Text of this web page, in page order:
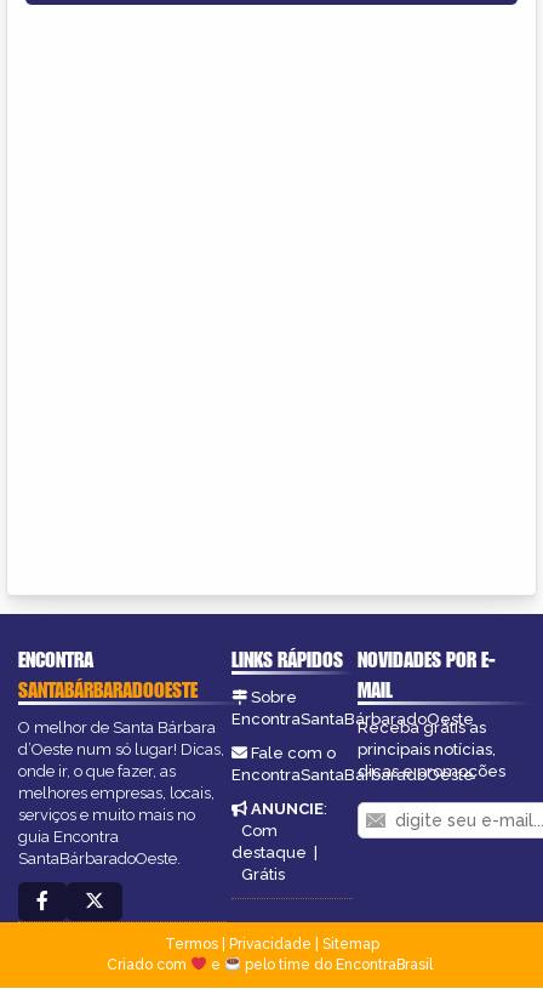
ENCONTRA
SANTABÁRBARADOOESTE
O melhor de Santa Bárbara
d’Oeste num só lugar! Dicas,
onde ir, o que fazer, as
melhores empresas, locais,
serviços e muito mais no
guia Encontra
SantaBárbaradoOeste.
LINKS RÁPIDOS
Sobre
EncontraSantaBárbaradoOeste
Fale com o
EncontraSantaBárbaradoOeste
ANUNCIE:
Com
destaque |
Grátis
NOVIDADES POR E-
MAIL
Receba grátis as
principais notícias,
dicas e promoções
Termos| Privacidade
Sitemap
Criado com
e pelo time do EncontraBrasil